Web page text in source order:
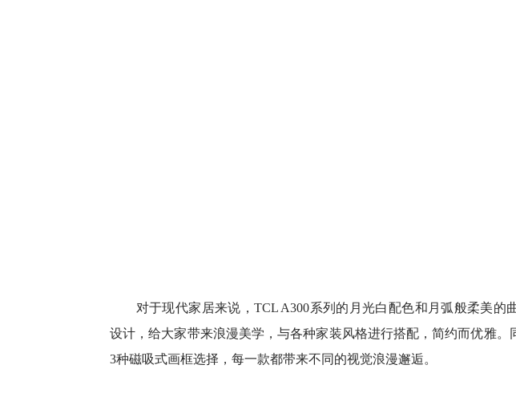
对于现代家居来说，TCL A300系列的月光白配色和月弧般柔美的
设计，给大家带来浪漫美学，与各种家装风格进行搭配，简约而优雅
3种磁吸式画框选择，每一款都带来不同的视觉浪漫邂逅。